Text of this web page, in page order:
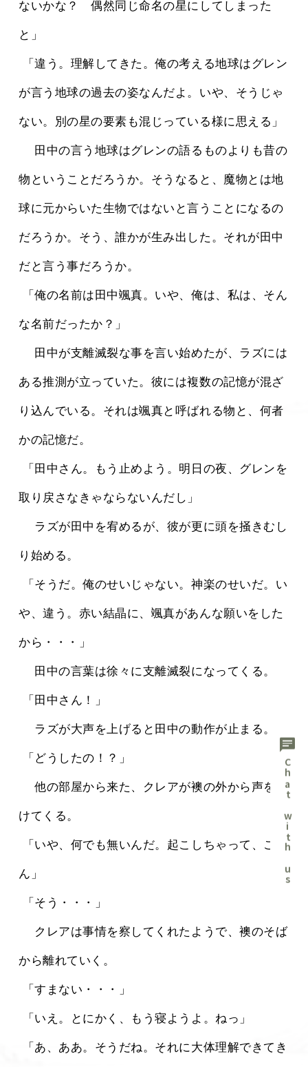
ないかな？　偶然同じ命名の星にしてしまった
と」
が言う地球の過去の姿なんだよ。いや、そうじゃ
ない。別の星の要素も混じっている様に思える」
物ということだろうか。そうなると、魔物とは地
球に元からいた生物ではないと言うことになるの
だろうか。そう、誰かが生み出した。それが田中
だと言う事だろうか。
な名前だったか？」
ある推測が立っていた。彼には複数の記憶が混ざ
り込んでいる。それは颯真と呼ばれる物と、何者
かの記憶だ。
取り戻さなきゃならないんだし」
り始める。
や、違う。赤い結晶に、颯真があんな願いをした
から・・・」
田中の言葉は徐々に支離滅裂になってくる。
「田中さん！」
ラズが大声を上げると田中の動作が止まる。
「どうしたの！？」
けてくる。
ん」
「そう・・・」
から離れていく。
「すまない・・・」
「いえ。とにかく、もう寝ようよ。ねっ」
chat
Chat with us